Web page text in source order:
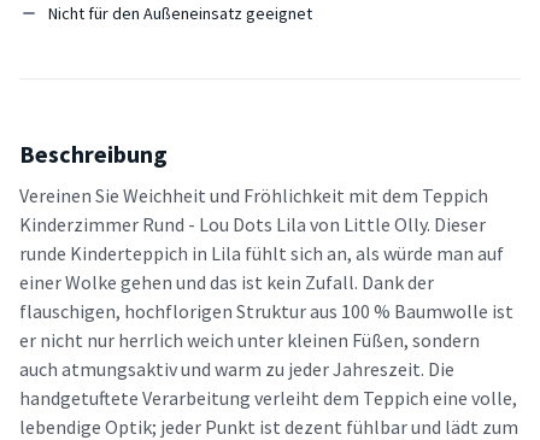
Nicht für den Außeneinsatz geeignet
Beschreibung
Vereinen Sie Weichheit und Fröhlichkeit mit dem Teppich
Kinderzimmer Rund - Lou Dots Lila von Little Olly. Dieser
runde Kinderteppich in Lila fühlt sich an, als würde man auf
einer Wolke gehen und das ist kein Zufall. Dank der
flauschigen, hochflorigen Struktur aus 100 % Baumwolle ist
er nicht nur herrlich weich unter kleinen Füßen, sondern
auch atmungsaktiv und warm zu jeder Jahreszeit. Die
handgetuftete Verarbeitung verleiht dem Teppich eine volle,
lebendige Optik; jeder Punkt ist dezent fühlbar und lädt zum